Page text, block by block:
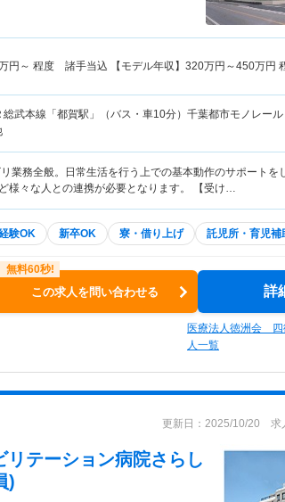
円～ 程度 諸手当込 【モデル年収】 320万円～450万円
総武本線「都賀駅」（バス・車10分）千葉都市モノレール
リ業務全般。日常生活を行う上での基本動作のサポートを
様々な人との連携が必要となります。 【受け…
験OK 新卒OK 寮・借り上げ 託児所・育児補
この求人を問い合わせる 詳
医療法人徳洲会 四
人一覧
更新日：2025/10/20 求
リテーション病院さらし
)